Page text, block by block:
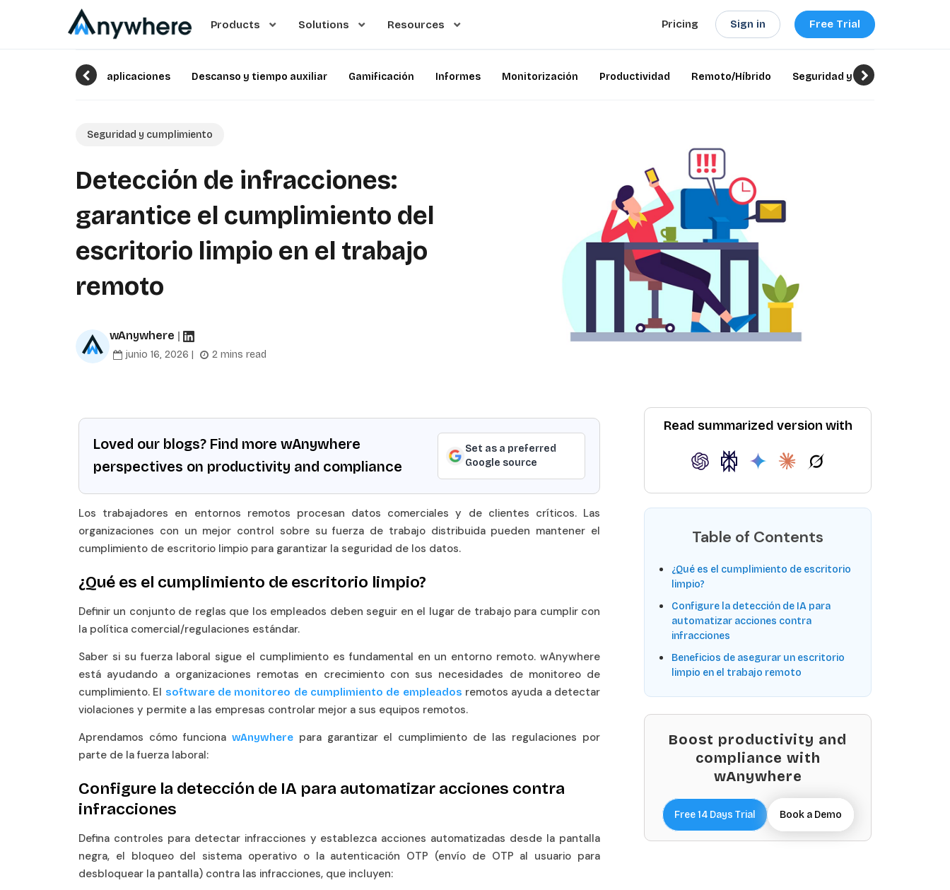
Products Solutions Resources Pricing Sign in Free Trial
aplicaciones Descanso y tiempo auxiliar Gamificación Informes Monitorización Productividad Remoto/Híbrido Seguridad y cumplimiento
Seguridad y cumplimiento
Detección de infracciones:
garantice el cumplimiento del
escritorio limpio en el trabajo
remoto
wAnywhere |
junio 16, 2026 | 2 mins read
Loved our blogs? Find more wAnywhere
perspectives on productivity and compliance
Set as a preferred
Google source
Los trabajadores en entornos remotos procesan datos comerciales y de clientes críticos. Las
organizaciones con un mejor control sobre su fuerza de trabajo distribuida pueden mantener el
cumplimiento de escritorio limpio para garantizar la seguridad de los datos.
¿Qué es el cumplimiento de escritorio limpio?
Definir un conjunto de reglas que los empleados deben seguir en el lugar de trabajo para cumplir con
la política comercial/regulaciones estándar.
Saber si su fuerza laboral sigue el cumplimiento es fundamental en un entorno remoto. wAnywhere
está ayudando a organizaciones remotas en crecimiento con sus necesidades de monitoreo de
cumplimiento. El software de monitoreo de cumplimiento de empleados remotos ayuda a detectar
violaciones y permite a las empresas controlar mejor a sus equipos remotos.
Aprendamos cómo funciona wAnywhere para garantizar el cumplimiento de las regulaciones por
parte de la fuerza laboral:
Configure la detección de IA para automatizar acciones contra
infracciones
Defina controles para detectar infracciones y establezca acciones automatizadas desde la pantalla
negra, el bloqueo del sistema operativo o la autenticación OTP (envío de OTP al usuario para
desbloquear la pantalla) contra las infracciones, que incluyen:
Read summarized version with
Table of Contents
¿Qué es el cumplimiento de escritorio
limpio?
Configure la detección de IA para
automatizar acciones contra
infracciones
Beneficios de asegurar un escritorio
limpio en el trabajo remoto
Boost productivity and
compliance with
wAnywhere
Free 14 Days Trial Book a Demo